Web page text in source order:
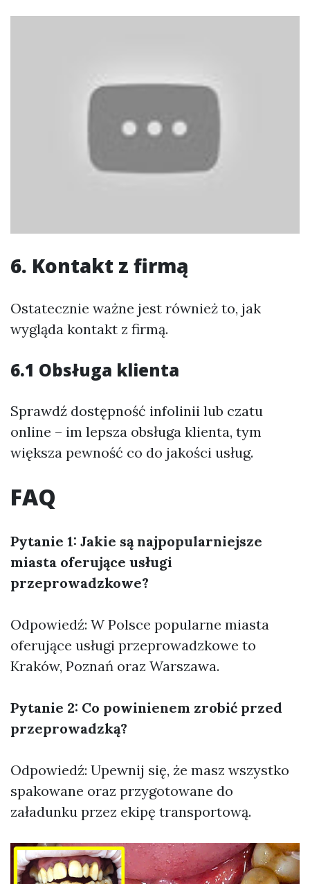
6. Kontakt z firmą
Ostatecznie ważne jest również to, jak
wygląda kontakt z firmą.
6.1 Obsługa klienta
Sprawdź dostępność infolinii lub czatu
online – im lepsza obsługa klienta, tym
większa pewność co do jakości usług.
FAQ
Pytanie 1: Jakie są najpopularniejsze
miasta oferujące usługi
przeprowadzkowe?
Odpowiedź: W Polsce popularne miasta
oferujące usługi przeprowadzkowe to
Kraków, Poznań oraz Warszawa.
Pytanie 2: Co powinienem zrobić przed
przeprowadzką?
Odpowiedź: Upewnij się, że masz wszystko
spakowane oraz przygotowane do
załadunku przez ekipę transportową.